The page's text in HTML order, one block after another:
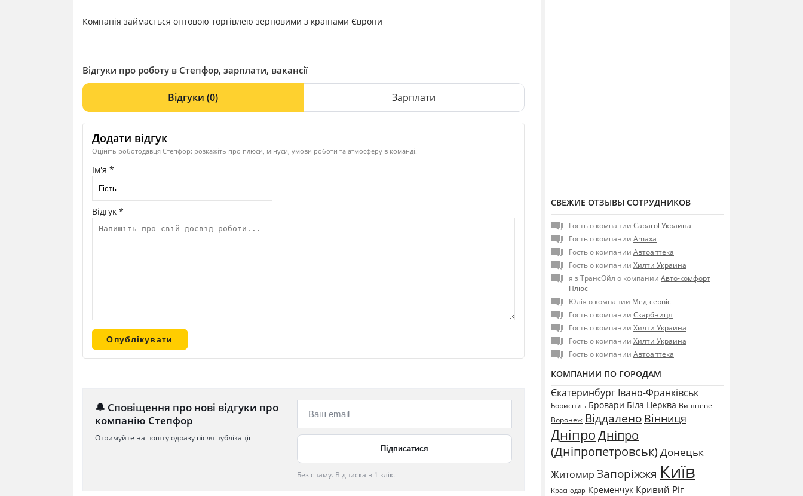
Компанія займається оптовою торгівлею зерновими з країнами Європи
Відгуки про роботу в Степфор, зарплати, вакансії
Відгуки(0) Зарплати
Додати відгук
Оцініть роботодавця Степфор: розкажіть про плюси, мінуси, умови роботи та атмосферу в команді.
Ім'я *
Відгук *
🔔 Сповіщення про нові відгуки про
компанію Степфор
Отримуйте на пошту одразу після публікації
Без спаму. Відписка в 1 клік.
СВЕЖИЕ ОТЗЫВЫ СОТРУДНИКОВ
Гость о компании Caparol Украина
Гость о компании Amaxa
Гость о компании Автоаптека
Гость о компании Хилти Украина
я з ТрансОйл о компании Авто-комфорт
Плюс
Юлія о компании Мед-сервіс
Гость о компании Скарбниця
Гость о компании Хилти Украина
Гость о компании Хилти Украина
Гость о компании Автоаптека
КОМПАНИИ ПО ГОРОДАМ
Єкатеринбург Івано-Франківськ
Бориспіль Бровари Біла Церква Вишневе
Воронеж Віддалено Вінниця
ДніпроДніпро
(Дніпропетровськ) Донецьк
Житомир Запоріжжя Київ
Краснодар Кременчук Кривий Ріг